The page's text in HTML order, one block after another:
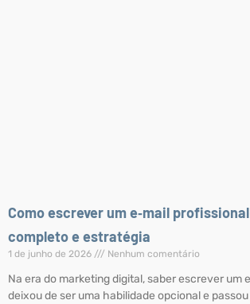
Como escrever um e‑mail
completo e estratégia
1 de junho de 2026 Nenhum comentário
Na era do marketing digital, saber escrever um
deixou de ser uma habilidade opcional e passou